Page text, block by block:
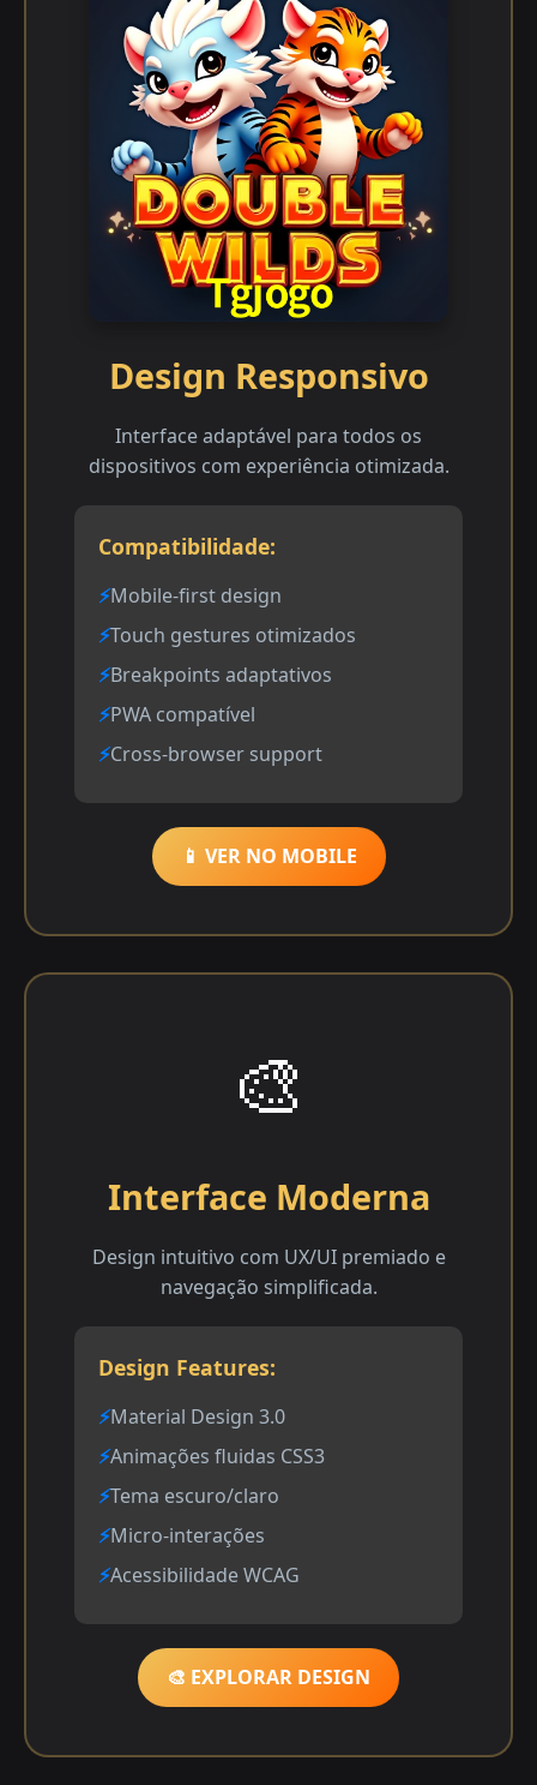
Design Responsivo
Interface adaptável para todos os
dispositivos com experiência otimizada.
Compatibilidade:
Mobile-first design
Touch gestures otimizados
Breakpoints adaptativos
PWA compatível
Cross-browser support
📱 VER NO MOBILE
🎨
Interface Moderna
Design intuitivo com UX/UI premiado e
navegação simplificada.
Design Features:
Material Design 3.0
Animações fluidas CSS3
Tema escuro/claro
Micro-interações
Acessibilidade WCAG
🎨 EXPLORAR DESIGN